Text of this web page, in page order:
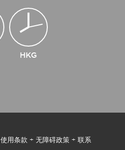
HKG
使用条款 + 无障碍政策 + 联系